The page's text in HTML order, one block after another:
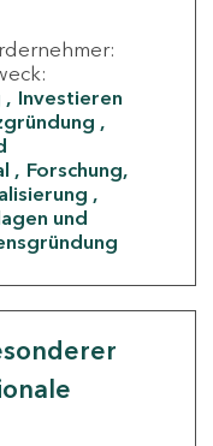
Investieren
Forschung,
und